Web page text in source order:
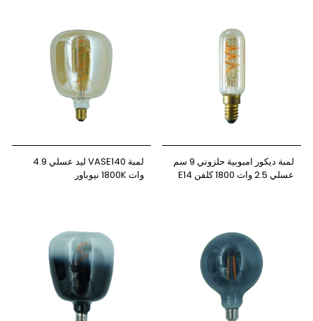
لمبة ديكور امبوبية حلزوني 9 سم
عسلي 2.5 وات 1800 كلفن E14
لمبة VASE140 ليد عسلي 4.9
وات 1800K نيوباور